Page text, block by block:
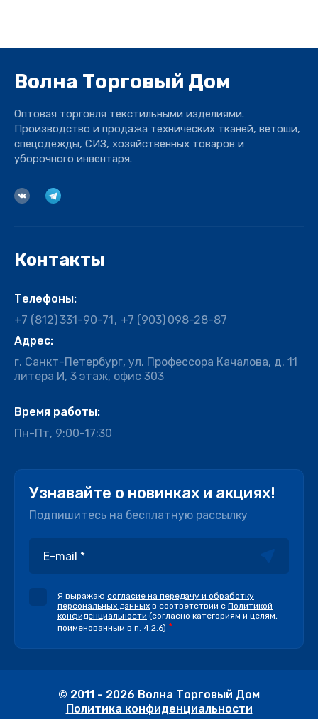
Волна Торговый Дом
Оптовая торговля текстильными изделиями.
Производство и продажа технических тканей, ветоши,
спецодежды, СИЗ, хозяйственных товаров и
уборочного инвентаря.
Контакты
Телефоны:
+7 (812)331-90-71 +7 (903) 098-28-87
Адрес:
г. Санкт-Петербург, ул. Профессора Качалова, д. 11
литера И, 3 этаж, офис 303
Время работы:
Пн-Пт, 9:00-17:30
Узнавайте о новинках и акциях!
Подпишитесь на бесплатную рассылку
Я выражаю согласие на передачу и обработку
персональных данных в соответствии с Политикой
конфиденциальности (согласно категориям и целям,
поименованным в п. 4.2.6) *
© 2011 - 2026 Волна Торговый Дом
Политика конфиденциальности